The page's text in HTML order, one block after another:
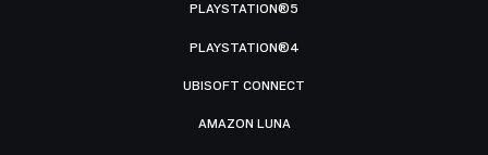
PLAYSTATION®5
PLAYSTATION®4
UBISOFT CONNECT
AMAZON LUNA